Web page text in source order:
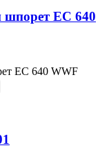
шпорет EC 640
EC 640 WWF